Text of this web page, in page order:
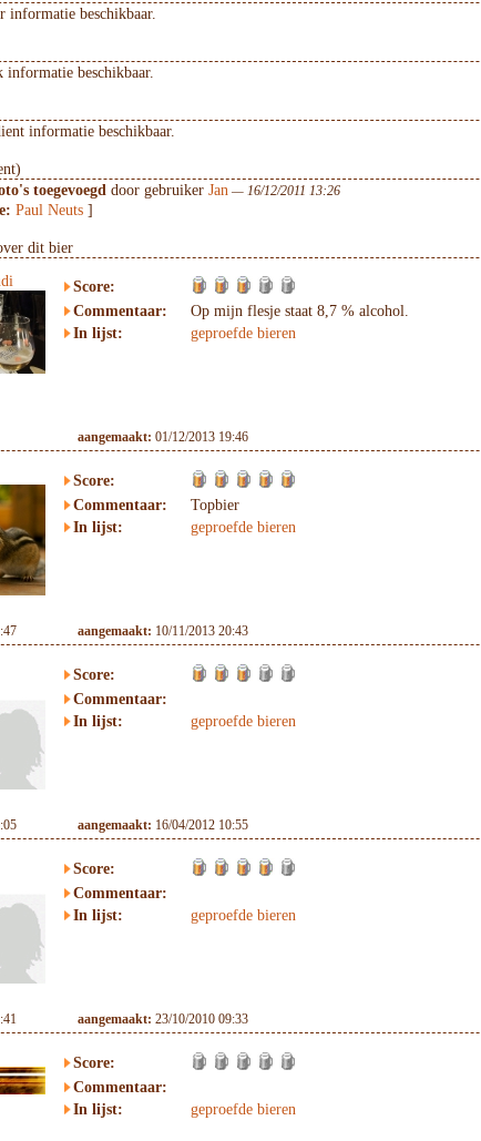
informatie beschikbaar.
informatie beschikbaar.
informatie beschikbaar.
toegevoegd door gebruiker Jan — 16/12/2011 13:26
Paul Neuts ]
dit bier
Score:
Commentaar:
Op mijn flesje staat 8,7 % alcohol.
In lijst:
geproefde bieren
aangemaakt: 01/12/2013 19:46
Score:
Commentaar:
Topbier
In lijst:
geproefde bieren
aangemaakt: 10/11/2013 20:43
Score:
Commentaar:
In lijst:
geproefde bieren
aangemaakt: 16/04/2012 10:55
Score:
Commentaar:
In lijst:
geproefde bieren
aangemaakt: 23/10/2010 09:33
Score:
Commentaar:
In lijst:
geproefde bieren